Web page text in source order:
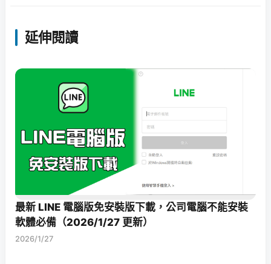
延伸閱讀
最新 LINE 電腦版免安裝版下載，公司電腦不能安裝
軟體必備（2026/1/27 更新）
2026/1/27